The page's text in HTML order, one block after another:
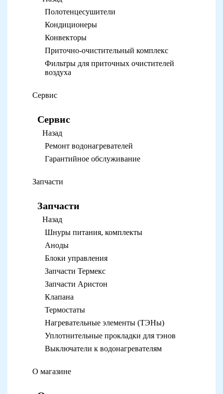
Полотенцесушители
Кондиционеры
Конвекторы
Приточно-очистительный комплекс
Фильтры для приточных очистителей
воздуха
Сервис
Сервис
Назад
Ремонт водонагревателей
Гарантийное обслуживание
Запчасти
Запчасти
Назад
Шнуры питания, комплекты
Аноды
Блоки управления
Запчасти Термекс
Запчасти Аристон
Клапана
Термостаты
Нагревательные элементы (ТЭНы)
Уплотнительные прокладки для тэнов
Выключатели к водонагревателям
О магазине